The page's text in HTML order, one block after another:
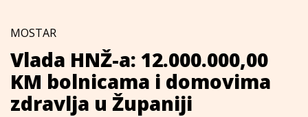
MOSTAR
Vlada HNŽ-a: 12.000.000,00
KM bolnicama i domovima
zdravlja u Županiji